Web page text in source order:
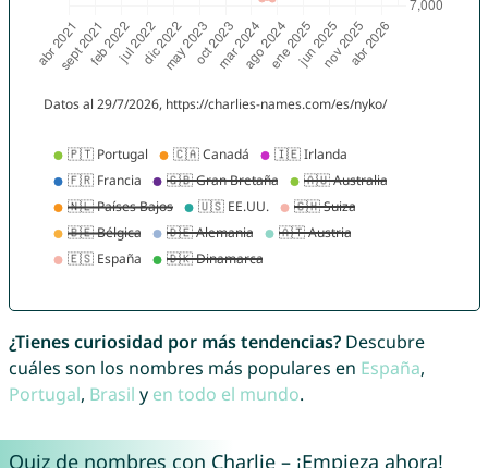
¿Tienes curiosidad por más tendencias?Descubre
cuáles son los nombres más populares en España,
Portugal, Brasil y en todo el mundo.
Quiz de nombres con Charlie – ¡Empieza ahora!